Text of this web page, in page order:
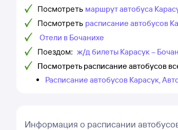
Посмотреть маршрут автобуса
Посмотреть расписание автобусов
Отели в Бочанихе
Поездом: ж/д билеты Карасук –
Посмотреть расписание автобусов
Расписание автобусов Карасук,
Информация о расписании